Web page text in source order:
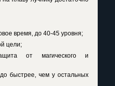
время, до 40-45 уровня;
цели;
от магического и
быстрее, чем у остальных